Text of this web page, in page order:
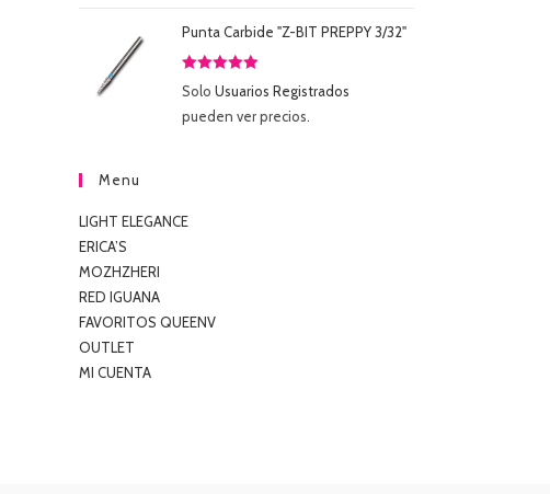
Punta Carbide "Z-BIT PREPPY 3/32"
Valorado
5.00
5
Solo Usuarios Registrados
pueden ver precios.
Menu
LIGHT ELEGANCE
ERICA’S
MOZHZHERI
RED IGUANA
FAVORITOS QUEENV
OUTLET
MI CUENTA